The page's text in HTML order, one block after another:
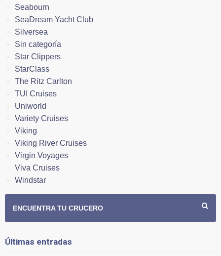
Seabourn
SeaDream Yacht Club
Silversea
Sin categoría
Star Clippers
StarClass
The Ritz Carlton
TUI Cruises
Uniworld
Variety Cruises
Viking
Viking River Cruises
Virgin Voyages
Viva Cruises
Windstar
ENCUENTRA TU CRUCERO
Últimas entradas